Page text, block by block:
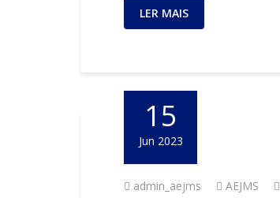
LER MAIS
15
Jun 2023
admin_aejms AEJMS